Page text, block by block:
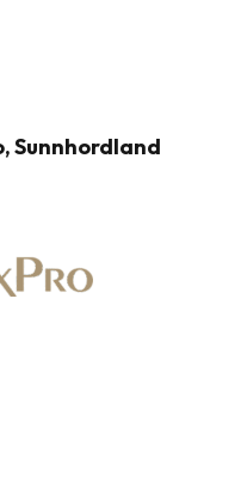
Sunnhordland